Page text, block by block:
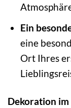
Ein
eine
Ort Ihres
Dekoration im